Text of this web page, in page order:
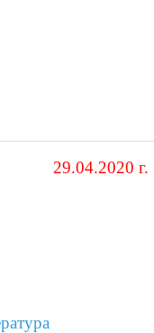
29.04.2020 г.